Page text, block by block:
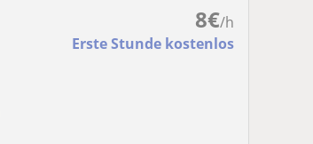
8€/h
Erste Stunde kostenlos